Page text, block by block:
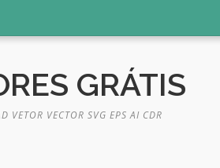
GRÁTIS
VETOR VECTOR SVG EPS AI CDR